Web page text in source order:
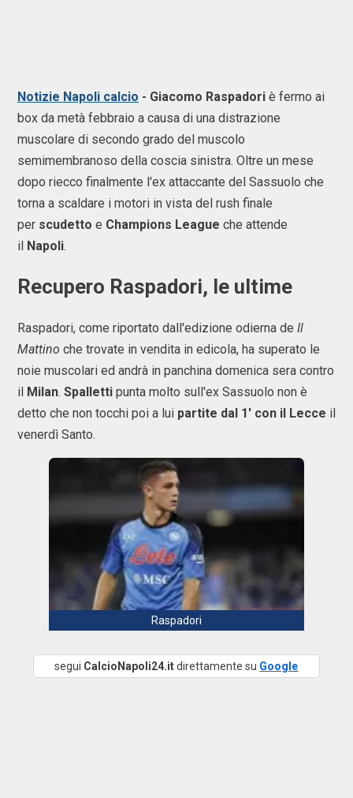
Notizie Napoli calcio - Giacomo Raspadori è fermo ai
box da metà febbraio a causa di una distrazione
muscolare di secondo grado del muscolo
semimembranoso della coscia sinistra. Oltre un mese
dopo riecco finalmente l'ex attaccante del Sassuolo che
torna a scaldare i motori in vista del rush finale
per scudetto e Champions League che attende
il Napoli.
Recupero Raspadori, le ultime
Raspadori, come riportato dall'edizione odierna de Il
Mattino che trovate in vendita in edicola, ha superato le
noie muscolari ed andrà in panchina domenica sera contro
il Milan. Spalletti punta molto sull'ex Sassuolo non è
detto che non tocchi poi a lui partite dal 1' con il Lecce il
venerdì Santo.
Raspadori
segui CalcioNapoli24.itdirettamente su Google